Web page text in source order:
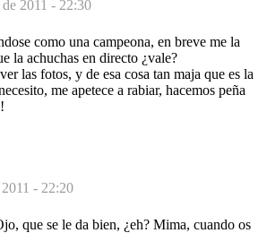
2011 - 22:30
como una campeona, en breve me la
la achuchas en directo ¿vale?
las fotos, y de esa cosa tan maja que es la
me apetece a rabiar, hacemos peña
- 22:20
que se le da bien, ¿eh? Mima, cuando os